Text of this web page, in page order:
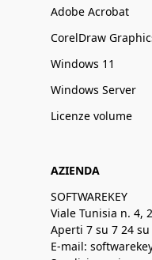
Adobe Acrobat
CorelDraw
Windows 11
Windows Server
Licenze volume
AZIENDA
SOFTWAREKEY
Viale Tunisia n. 4,
Aperti 7 su 7 24 su
E-mail: